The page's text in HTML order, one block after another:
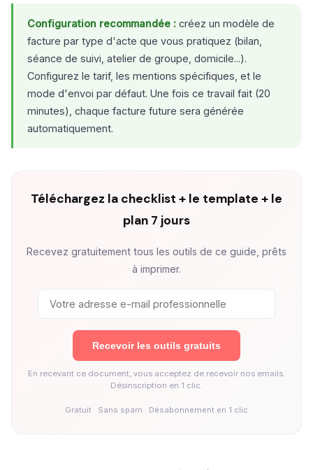
Configuration recommandée : créez un modèle de
facture par type d'acte que vous pratiquez (bilan,
séance de suivi, atelier de groupe, domicile...).
Configurez le tarif, les mentions spécifiques, et le
mode d'envoi par défaut. Une fois ce travail fait (20
minutes), chaque facture future sera générée
automatiquement.
Téléchargez la checklist + le template + le
plan 7 jours
Recevez gratuitement tous les outils de ce guide, prêts
à imprimer.
Recevoir les outils gratuits
En recevant ce document, vous acceptez de recevoir nos emails.
Désinscription en 1 clic.
Gratuit · Sans spam · Désabonnement en 1 clic